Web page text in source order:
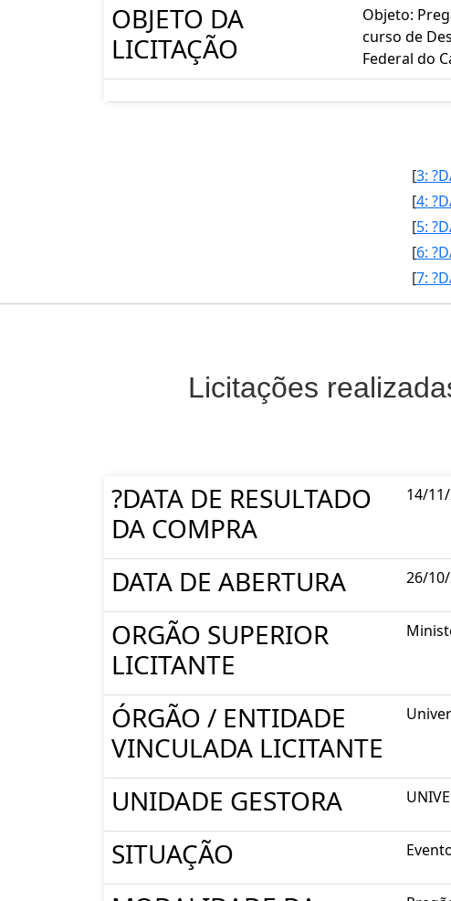
OBJETO DA
LICITAÇÃO
Objeto:
curso de
Federal do
[
[
[
[
[
Licitações
?DATA DE RESULTADO
DA COMPRA
14/
DATA DE ABERTURA 26/
ORGÃO SUPERIOR
LICITANTE
ÓRGÃO / ENTIDADE
VINCULADA LICITANTE
UNIDADE GESTORA
SITUAÇÃO